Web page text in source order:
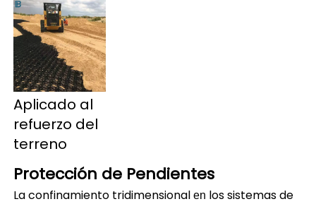
Aplicado al
refuerzo del
terreno
Protección de Pendientes
La confinamiento tridimensional en los sistemas de